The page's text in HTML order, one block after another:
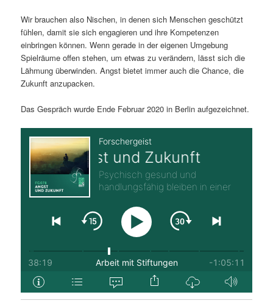
Wir brauchen also Nischen, in denen sich Menschen geschützt
fühlen, damit sie sich engagieren und ihre Kompetenzen
einbringen können. Wenn gerade in der eigenen Umgebung
Spielräume offen stehen, um etwas zu verändern, lässt sich die
Lähmung überwinden. Angst bietet immer auch die Chance, die
Zukunft anzupacken.
Das Gespräch wurde Ende Februar 2020 in Berlin aufgezeichnet.